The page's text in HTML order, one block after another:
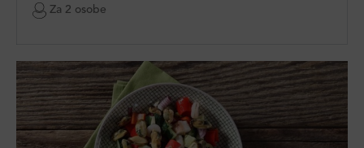
Za 2 osobe